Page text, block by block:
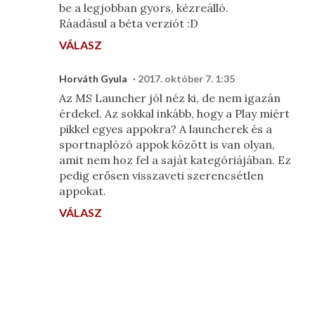
be a legjobban gyors, kézreálló.
Ráadásul a béta verziót :D
VÁLASZ
Horváth Gyula 2017. október 7. 1:35
Az MS Launcher jól néz ki, de nem igazán
érdekel. Az sokkal inkább, hogy a Play miért
pikkel egyes appokra? A launcherek és a
sportnaplózó appok között is van olyan,
amit nem hoz fel a saját kategóriájában. Ez
pedig erősen visszaveti szerencsétlen
appokat.
VÁLASZ